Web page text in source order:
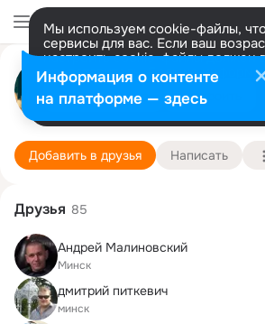
Мы используем cookie-файлы,
сервисы для вас. Если ваш
настроить cookie-файлы должен
представитель. Больше
Разрешить все Настроить
Татьяна Борейко
Минск 20 мая (47 лет)
Подробнее
Добавить в друзья Написать
Друзья 85
Андрей Малиновский
Минск
дмитрий питкевич
минск
Информация о контенте
на платформе — здесь